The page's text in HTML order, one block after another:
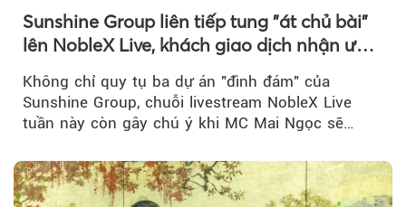
Sunshine Group liên tiếp tung "át chủ bài"
lên NobleX Live, khách giao dịch nhận ưu
Không chỉ quy tụ ba dự án "đình đám" của
Sunshine Group, chuỗi livestream NobleX Live
tuần này còn gây chú ý khi MC Mai Ngọc sẽ